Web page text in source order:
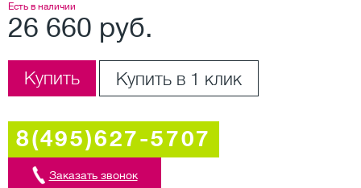
Есть в наличии
26 660 руб.
Купить Купить в 1 клик
8(495)627-5707
Заказать звонок